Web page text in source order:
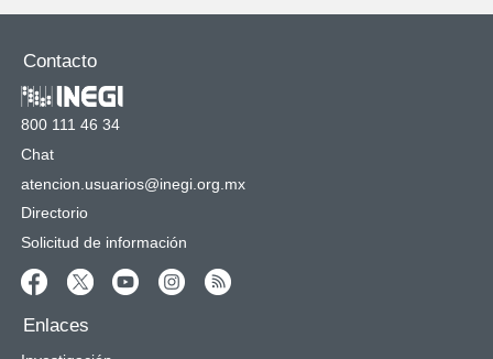
Contacto
800 111 46 34
Chat
atencion.usuarios@inegi.org.mx
Directorio
Solicitud de información
Enlaces